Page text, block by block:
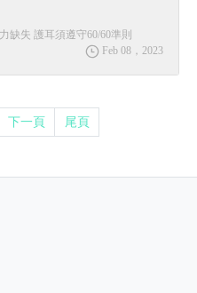
缺失 護耳須遵守60/60準則
Feb 08，2023
下一頁 尾頁